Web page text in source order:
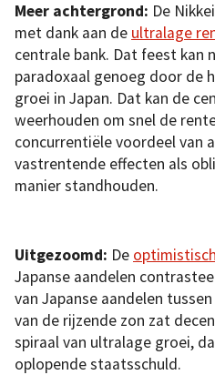
Meer achtergrond: De
met dank aan de ultralage
centrale bank. Dat feest kan
paradoxaal genoeg door de
groei in Japan. Dat kan de
weerhouden om snel de
concurrentiële voordeel van
vastrentende effecten als
manier standhouden.
Uitgezoomd: De
Japanse aandelen
van Japanse aandelen
van de rijzende zon zat
spiraal van ultralage groei,
oplopende staatsschuld.